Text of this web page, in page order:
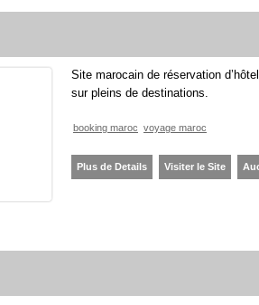
Site marocain de réservation
sur pleins de destinations.
booking maroc voyage maroc
Plus de Details Visiter le Site